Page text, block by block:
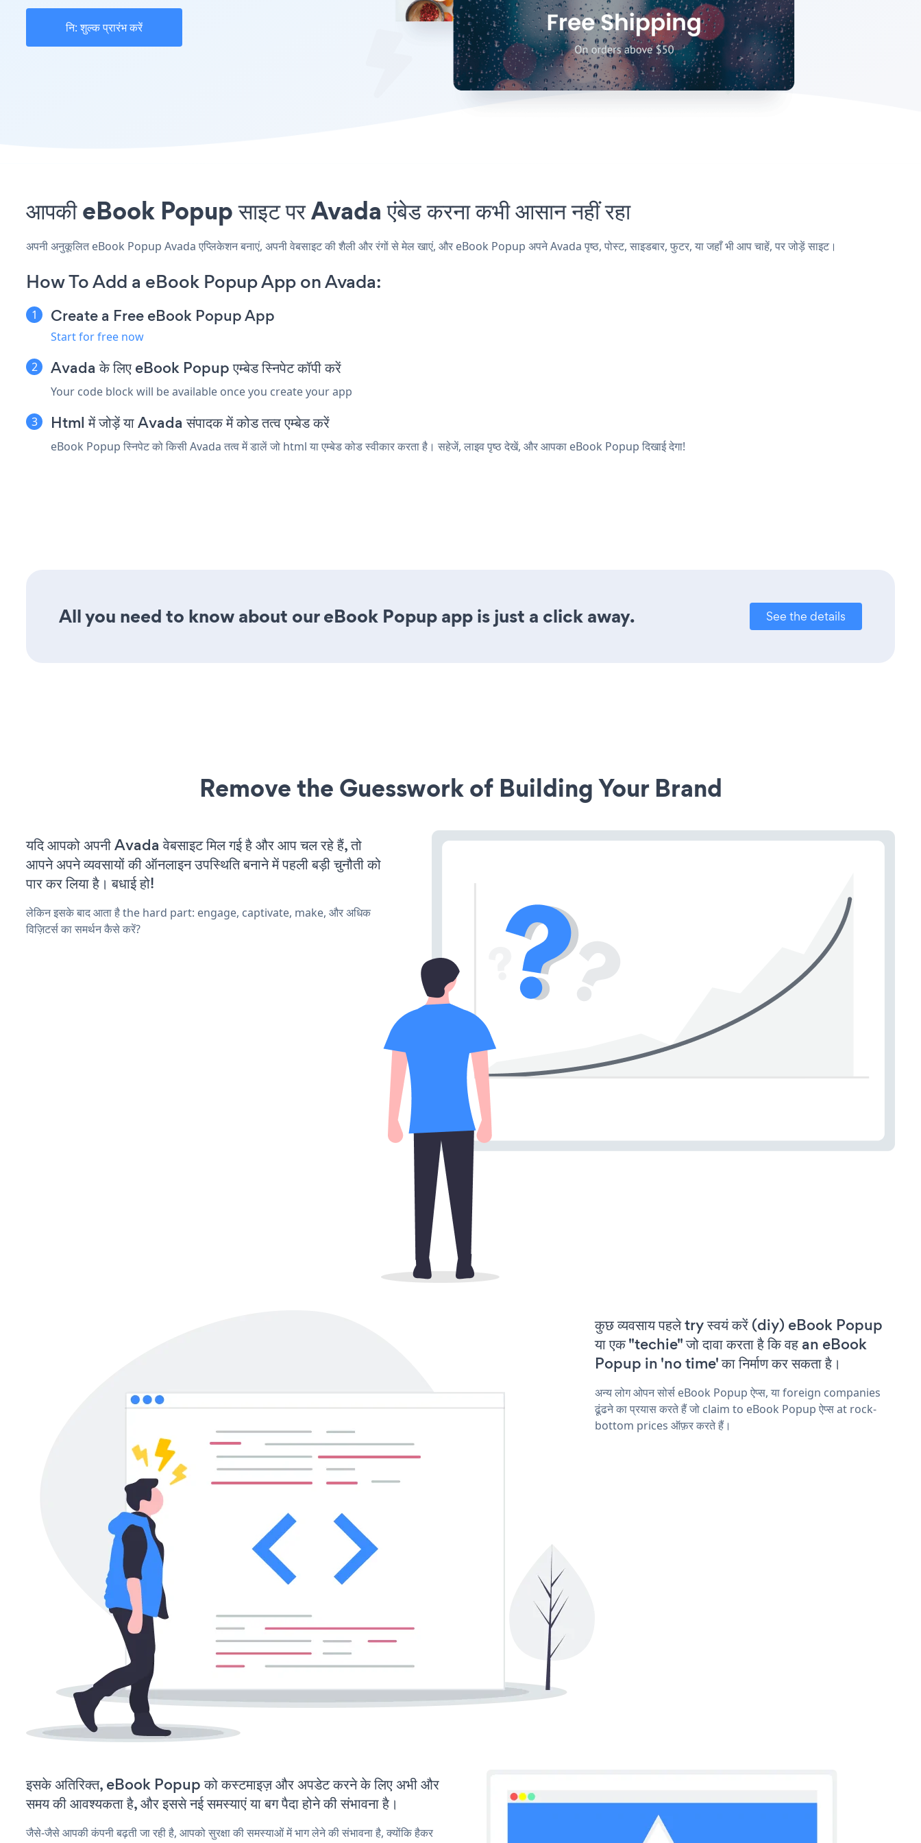
नि: शुल्क प्रारंभ करें
आपकी eBook Popup साइट पर Avada एंबेड करना कभी आसान नहीं रहा
अपनी अनुकूलित eBook Popup Avada एप्लिकेशन बनाएं, अपनी वेबसाइट की शैली और रंगों से मेल खाएं, और eBook Popup अपने Avada पृष्ठ, पोस्ट, साइडबार, फुटर, या जहाँ भी आप चाहें, पर जोड़ें साइट।
How To Add a eBook Popup App on Avada:
Create a Free eBook Popup App
Start for free now
Avada के लिए eBook Popup एम्बेड स्निपेट कॉपी करें
Your code block will be available once you create your app
Html में जोड़ें या Avada संपादक में कोड तत्व एम्बेड करें
eBook Popup स्निपेट को किसी Avada तत्व में डालें जो html या एम्बेड कोड स्वीकार करता है। सहेजें, लाइव पृष्ठ देखें, और आपका eBook Popup दिखाई देगा!
All you need to know about our eBook Popup app is just a click away. See the details
Remove the Guesswork of Building Your Brand
यदि आपको अपनी Avada वेबसाइट मिल गई है और आप चल रहे हैं, तो
आपने अपने व्यवसायों की ऑनलाइन उपस्थिति बनाने में पहली बड़ी चुनौती को
पार कर लिया है। बधाई हो!
लेकिन इसके बाद आता है the hard part: engage, captivate, make, और अधिक
विज़िटर्स का समर्थन कैसे करें?
कुछ व्यवसाय पहले try स्वयं करें (diy) eBook Popup
या एक "techie" जो दावा करता है कि वह an eBook
Popup in 'no time' का निर्माण कर सकता है।
अन्य लोग ओपन सोर्स eBook Popup ऐप्स, या foreign companies
ढूंढने का प्रयास करते हैं जो claim to eBook Popup ऐप्स at rock-
bottom prices ऑफ़र करते हैं।
इसके अतिरिक्त, eBook Popup को कस्टमाइज़ और अपडेट करने के लिए अभी और
समय की आवश्यकता है, और इससे नई समस्याएं या बग पैदा होने की संभावना है।
जैसे-जैसे आपकी कंपनी बढ़ती जा रही है, आपको सुरक्षा की समस्याओं में भाग लेने की संभावना है, क्योंकि हैकर